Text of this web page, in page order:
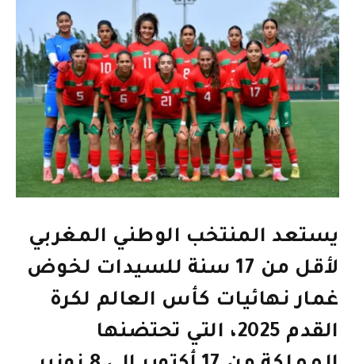
يستعد المنتخب الوطني المغربي
لأقل من 17 سنة للسيدات لخوض
غمار نهائيات كأس العالم لكرة
القدم 2025، التي تحتضنها